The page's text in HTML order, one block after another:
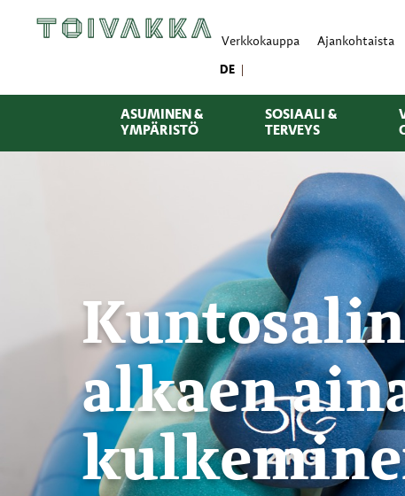
Verkkokauppa Ajankohtaista
DE
ASUMINEN &
YMPÄRISTÖ
SOSIAALI &
TERVEYS
alkaen